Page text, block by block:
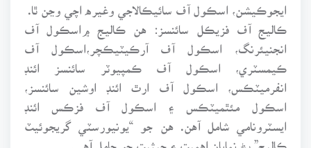
ايجوڪيشن، اسڪول آف سائيڪالاجي وغيره اچي وڃن ٿا.
ڪاليج آف فزيڪل سائنسز: هن ڪاليج ۾اسڪول آف
انجنيئرنگ، اسڪول آف آرڪيٽيڪچر،اسڪول آف
ڪيمسٽري، اسڪول آف ڪمپيوٽر سائنسز ائنڊ
انفرميٽڪس، اسڪول آف ارٿ ائنڊ اوشين سائنسز،
اسڪول مئٿميٽڪس ۽ اسڪول آف فزڪس ائنڊ
ايسٽرونامي شامل آهن. هن جو “يونيورسٽي گريجوئيٽ
ڪاليج” پڻ نمايان اهميت ۽ حيثيت جو حامل آهي.